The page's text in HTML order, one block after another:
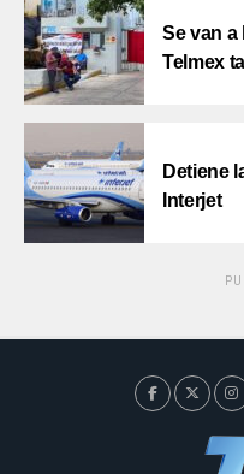
Se van a
Telmex
Detiene
Interjet